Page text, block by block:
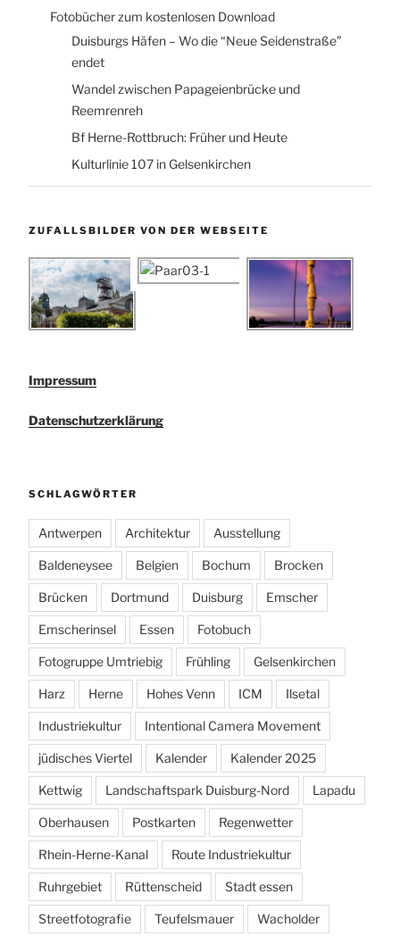
Fotobücher zum kostenlosen Download
Duisburgs Häfen – Wo die “Neue Seidenstraße”
endet
Wandel zwischen Papageienbrücke und
Reemrenreh
Bf Herne-Rottbruch: Früher und Heute
Kulturlinie 107 in Gelsenkirchen
ZUFALLSBILDER VON DER WEBSEITE
Impressum
Datenschutzerklärung
SCHLAGWÖRTER
Antwerpen Architektur Ausstellung
Baldeneysee Belgien Bochum Brocken
Brücken Dortmund Duisburg Emscher
Emscherinsel Essen Fotobuch
Fotogruppe Umtriebig Frühling Gelsenkirchen
Harz Herne Hohes Venn ICM Ilsetal
Industriekultur Intentional Camera Movement
jüdisches Viertel Kalender Kalender 2025
Kettwig Landschaftspark Duisburg-Nord Lapadu
Oberhausen Postkarten Regenwetter
Rhein-Herne-Kanal Route Industriekultur
Ruhrgebiet Rüttenscheid Stadt essen
Streetfotografie Teufelsmauer Wacholder